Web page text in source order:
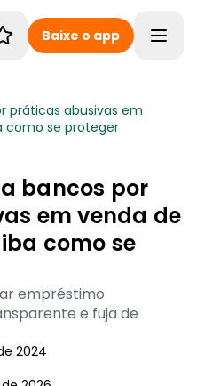
Baixe o app
práticas abusivas em
como se proteger
bancos por
em venda de
como se
empréstimo
e fuja de
2024